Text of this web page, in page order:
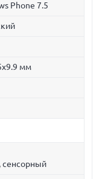
Phone 7.5
мм
сенсорный